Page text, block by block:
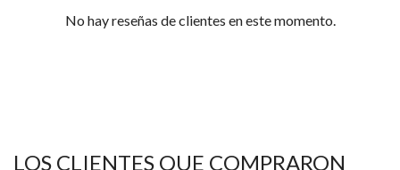
No hay reseñas de clientes en este momento.
LOS CLIENTES QUE COMPRARON